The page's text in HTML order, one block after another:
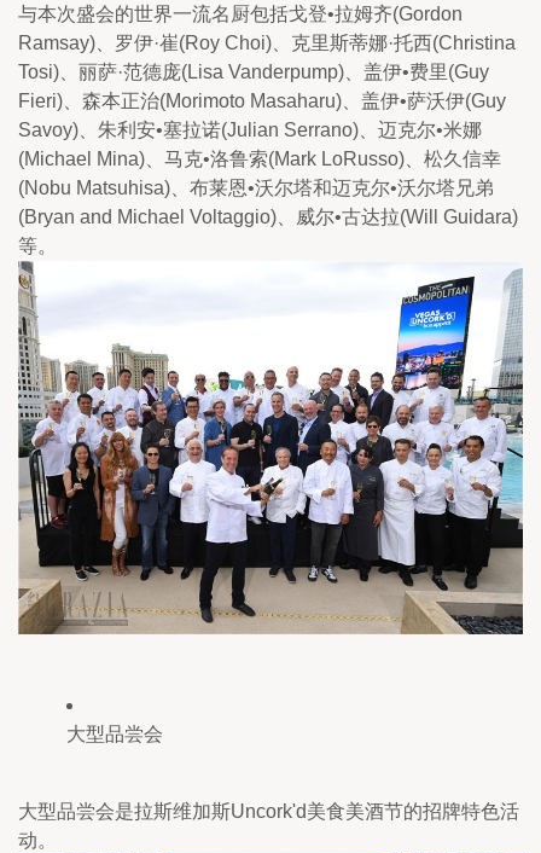
与本次盛会的世界一流名厨包括戈登•拉姆齐(Gordon
Ramsay)、罗伊·崔(Roy Choi)、克里斯蒂娜·托西(Christina
Tosi)、丽萨·范德庞(Lisa Vanderpump)、盖伊•费里(Guy
Fieri)、森本正治(Morimoto Masaharu)、盖伊•萨沃伊(Guy
Savoy)、朱利安•塞拉诺(Julian Serrano)、迈克尔•米娜
(Michael Mina)、马克•洛鲁索(Mark LoRusso)、松久信幸
(Nobu Matsuhisa)、布莱恩•沃尔塔和迈克尔•沃尔塔兄弟
(Bryan and Michael Voltaggio)、威尔•古达拉(Will Guidara)
等。
大型品尝会
大型品尝会是拉斯维加斯Uncork'd美食美酒节的招牌特色活
动。